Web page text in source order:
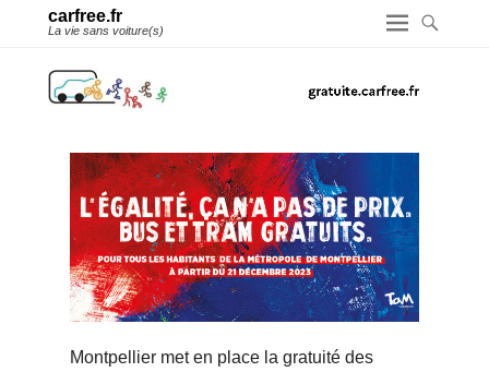
carfree.fr
La vie sans voiture(s)
Montpellier met en place la gratuité des